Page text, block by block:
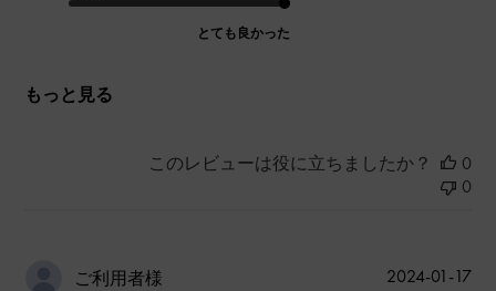
とても良かった
もっと見る
このレビューは役に立ちましたか？
0
0
ご利用者様
公
2024-01-17